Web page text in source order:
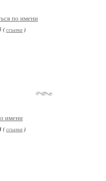
по имени
(ссылка )
имени
(ссылка )